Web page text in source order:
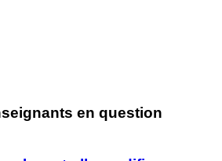
en question